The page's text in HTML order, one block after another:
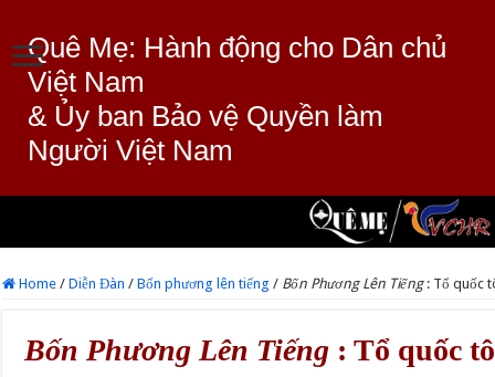
Quê Mẹ: Hành động cho Dân chủ
Việt Nam
& Ủy ban Bảo vệ Quyền làm
Người Việt Nam
Home / Diễn Đàn / Bốn phương lên tiếng / Bốn Phương Lên Tiếng: Tổ quốc
Bốn Phương Lên Tiếng : Tổ quốc